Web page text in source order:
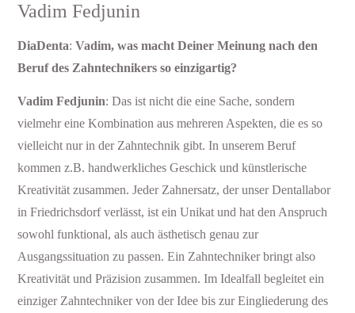
Vadim Fedjunin
DiaDenta:Vadim, was macht Deiner Meinung nach den
Beruf des Zahntechnikers so einzigartig?
Vadim Fedjunin: Das ist nicht die eine Sache, sondern
vielmehr eine Kombination aus mehreren Aspekten, die es so
vielleicht nur in der Zahntechnik gibt. In unserem Beruf
kommen z.B. handwerkliches Geschick und künstlerische
Kreativität zusammen. Jeder Zahnersatz, der unser Dentallabor
in Friedrichsdorf verlässt, ist ein Unikat und hat den Anspruch
sowohl funktional, als auch ästhetisch genau zur
Ausgangssituation zu passen. Ein Zahntechniker bringt also
Kreativität und Präzision zusammen. Im Idealfall begleitet ein
einziger Zahntechniker von der Idee bis zur Eingliederung des